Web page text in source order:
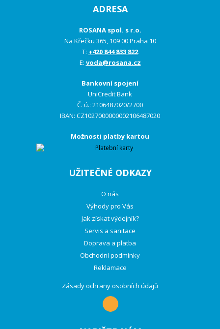
ADRESA
ROSANA spol. s r.o.
Na Křečku 365, 109 00 Praha 10
T: +420 844 833 822
E: voda@rosana.cz
Bankovní spojení
UniCredit Bank
Č. ú.: 2106487020/2700
IBAN: CZ1027000000002106487020
Možnosti platby kartou
UŽITEČNÉ ODKAZY
O nás
Výhody pro Vás
Jak získat výdejník?
Servis a sanitace
Doprava a platba
Obchodní podmínky
Reklamace
Zásady ochrany osobních údajů